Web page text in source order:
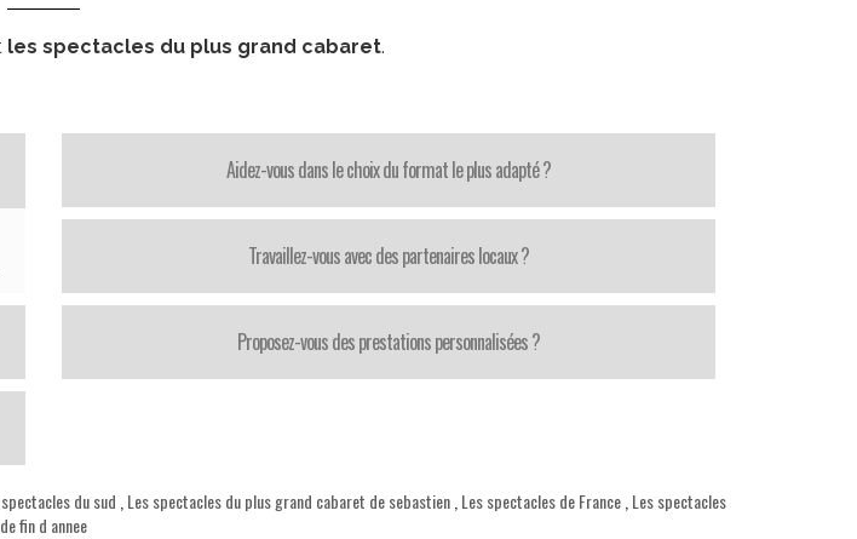
les spectacles du plus grand cabaret.
Aidez-vous dans le choix du format le plus adapté ?
Travaillez-vous avec des partenaires locaux ?
Proposez-vous des prestations personnalisées ?
du sud Les spectacles du plus grand cabaret de sebastien Les spectacles de France Les spectacles
de fin d annee